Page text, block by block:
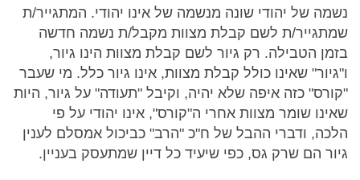
נשמה של יהודי שונה מנשמה של אינו יהודי. המתגייר/ת
שמתגייר/ת לשם קבלת מצוות מקבל/ת נשמה חדשה
בזמן הטבילה. רק גיור לשם קבלת מצוות הינו גיור,
ו"גיור" שאינו כולל קבלת מצוות, אינו גיור כלל. מי שעבר
"קורס" כזה איפה שלא יהיה, וקיבל "תעודה" על גיור, היות
שאינו שומר מצוות אחרי ה"קורס", אינו יהודי על פי
הלכה, ודברי ההבל של ח"כ "הרב" כביכול אמסלם לענין
גיור הם שרק גס, כפי שיעיד כל דיין שמתעסק בעניין.